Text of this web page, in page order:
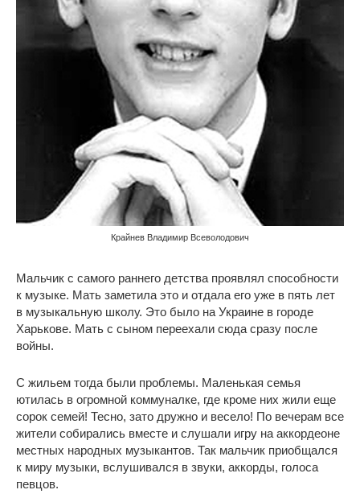
Крайнев Владимир Всеволодович
Мальчик с самого раннего детства проявлял способности
к музыке. Мать заметила это и отдала его уже в пять лет
в музыкальную школу. Это было на Украине в городе
Харькове. Мать с сыном переехали сюда сразу после
войны.
С жильем тогда были проблемы. Маленькая семья
ютилась в огромной коммуналке, где кроме них жили еще
сорок семей! Тесно, зато дружно и весело! По вечерам все
жители собирались вместе и слушали игру на аккордеоне
местных народных музыкантов. Так мальчик приобщался
к миру музыки, вслушивался в звуки, аккорды, голоса
певцов.